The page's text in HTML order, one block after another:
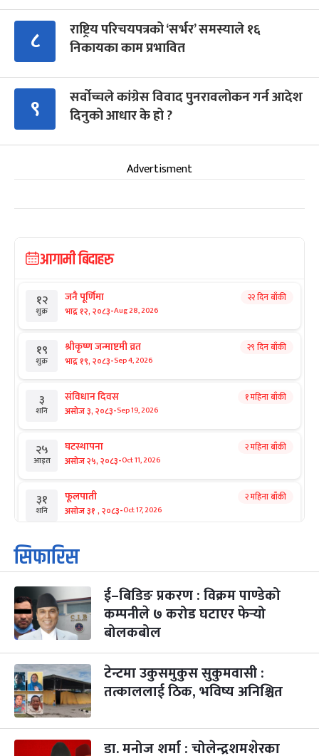
८
राष्ट्रिय परिचयपत्रको ‘सर्भर’ समस्याले १६
निकायका काम प्रभावित
९
सर्वोच्चले कांग्रेस विवाद पुनरावलोकन गर्न आदेश
दिनुको आधार के हो ?
Advertisment
आगामी बिदाहरु
१२
शुक्र
जनै पूर्णिमा
भाद्र १२, २०८३-Aug 28, 2026
२२ दिन बाँकी
१९
शुक्र
श्रीकृष्ण जन्माष्टमी व्रत
भाद्र १९, २०८३-Sep 4, 2026
२९ दिन बाँकी
३
शनि
संविधान दिवस
असोज ३, २०८३-Sep 19, 2026
१ महिना बाँकी
२५
आइत
घटस्थापना
असोज २५, २०८३-Oct 11, 2026
२ महिना बाँकी
३१
शनि
फूलपाती
असोज ३१ , २०८३-Oct 17, 2026
२ महिना बाँकी
१
आइत
कार्तिक सङ्क्रान्ति
कार्तिक १, २०८३
३
मंगल
महानवमी
कार्तिक ३, २०८३-Oct 20, 2026
२ महिना बाँकी
४
५
बिहि
पापा‌ङ्कुशा एकादशी व्रत
कार्तिक ५, २०८३
२ महिना बाँकी
कुकुर तिहार ३ महिना बाँकी
सिफारिस
ई–बिडिङ प्रकरण : विक्रम पाण्डेको
कम्पनीले ७ करोड घटाएर फेर्‍यो
बोलकबोल
टेन्टमा उकुसमुकुस सुकुमवासी :
तत्काललाई ठिक, भविष्य अनिश्चित
डा. मनोज शर्मा : चोलेन्द्रशमशेरका